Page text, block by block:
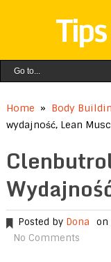
Home » Body
wydajność, Lean
Posted by Dona on
No Comments